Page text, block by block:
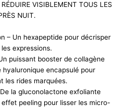
VISIBLEMENT TOUS LES
NUIT.
– Un hexapeptide pour décrisper
expressions.
puissant booster de collagène
hyaluronique encapsulé pour
les rides marquées.
la gluconolactone exfoliante
peeling pour lisser les micro-